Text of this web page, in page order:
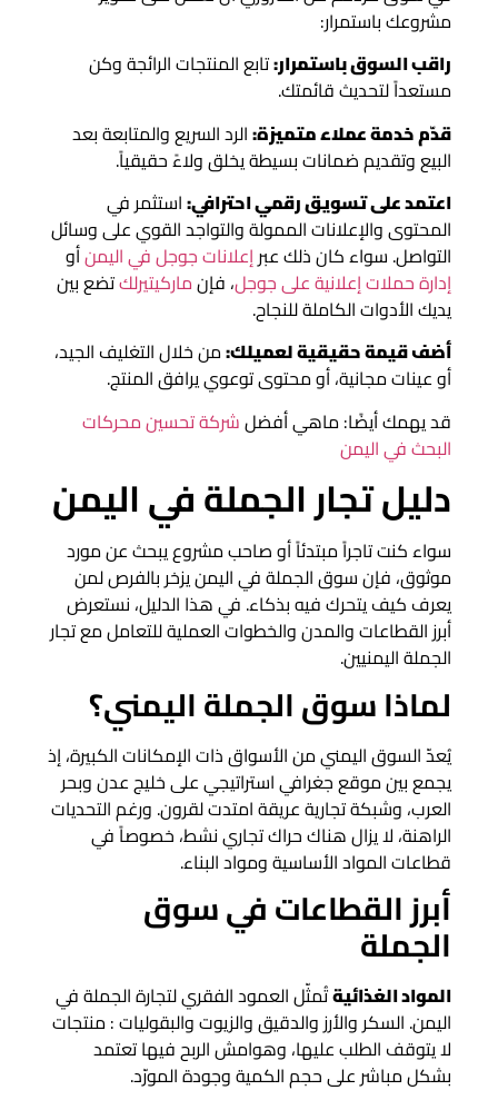
مشروعك باستمرار:
راقب السوق باستمرار:تابع المنتجات الرائجة وكن
مستعداً لتحديث قائمتك.
قدّم خدمة عملاء متميزة:الرد السريع والمتابعة بعد
البيع وتقديم ضمانات بسيطة يخلق ولاءً حقيقياً.
اعتمد على تسويق رقمي احترافي:استثمر في
المحتوى والإعلانات الممولة والتواجد القوي على وسائل
التواصل. سواء كان ذلك عبرإعلانات جوجل في اليمنأو
إدارة حملات إعلانية على جوجل، فإنماركيتيرلكتضع بين
يديك الأدوات الكاملة للنجاح.
أضف قيمة حقيقية لعميلك:من خلال التغليف الجيد،
أو عينات مجانية، أو محتوى توعوي يرافق المنتج.
قد يهمك أيضًا: ماهي أفضلشركة تحسين محركات
البحث في اليمن
دليل تجار الجملة في اليمن
سواء كنت تاجراً مبتدئاً أو صاحب مشروع يبحث عن مورد
موثوق، فإن سوق الجملة في اليمن يزخر بالفرص لمن
يعرف كيف يتحرك فيه بذكاء. في هذا الدليل، نستعرض
أبرز القطاعات والمدن والخطوات العملية للتعامل مع تجار
الجملة اليمنيين.
لماذا سوق الجملة اليمني؟
يُعدّ السوق اليمني من الأسواق ذات الإمكانات الكبيرة، إذ
يجمع بين موقع جغرافي استراتيجي على خليج عدن وبحر
العرب، وشبكة تجارية عريقة امتدت لقرون. ورغم التحديات
الراهنة، لا يزال هناك حراك تجاري نشط، خصوصاً في
قطاعات المواد الأساسية ومواد البناء.
أبرز القطاعات في سوق
الجملة
المواد الغذائيةتُمثّل العمود الفقري لتجارة الجملة في
اليمن. السكر والأرز والدقيق والزيوت والبقوليات : منتجات
لا يتوقف الطلب عليها، وهوامش الربح فيها تعتمد
بشكل مباشر على حجم الكمية وجودة المورّد.